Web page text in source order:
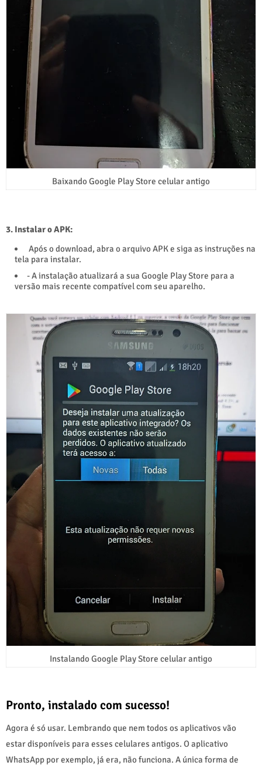
Baixando Google Play Store celular antigo
3. Instalar o APK:
Após o download, abra o arquivo APK e siga as instruções na
tela para instalar.
- A instalação atualizará a sua Google Play Store para a
versão mais recente compatível com seu aparelho.
Instalando Google Play Store celular antigo
Pronto, instalado com sucesso!
Agora é só usar. Lembrando que nem todos os aplicativos vão
estar disponíveis para esses celulares antigos. O aplicativo
WhatsApp por exemplo, já era, não funciona. A única forma de